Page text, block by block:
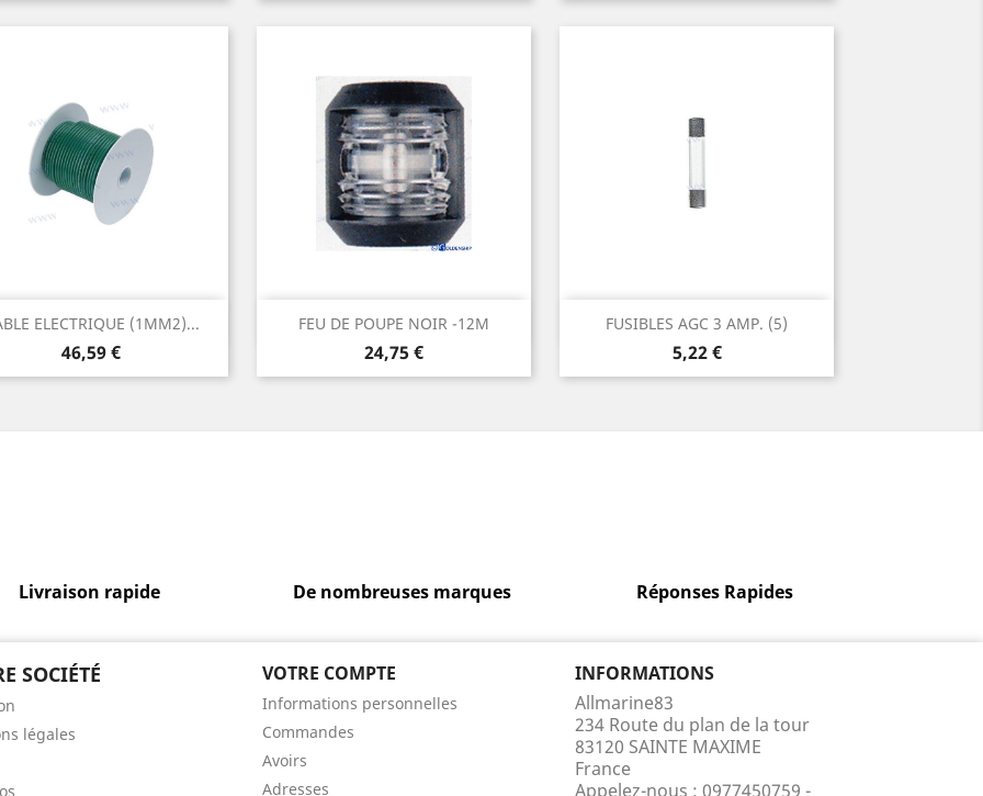
ELECTRIQUE (1MM2)...
Prix
46,59 €
Aperçu rapide FEU DE POUPE NOIR -12M
Prix
24,75 €
Aperçu rapide FUSIBLES AGC 3 AMP. (5)
Prix
5,22 €
Aperçu rapide
Livraison rapide De nombreuses marques Réponses Rapides
SOCIÉTÉ
légales
VOTRE COMPTE
Informations personnelles
Commandes
Avoirs
Adresses
INFORMATIONS
Allmarine83
234 Route du plan de la tour
83120 SAINTE MAXIME
France
Appelez-nous : 0977450759 -